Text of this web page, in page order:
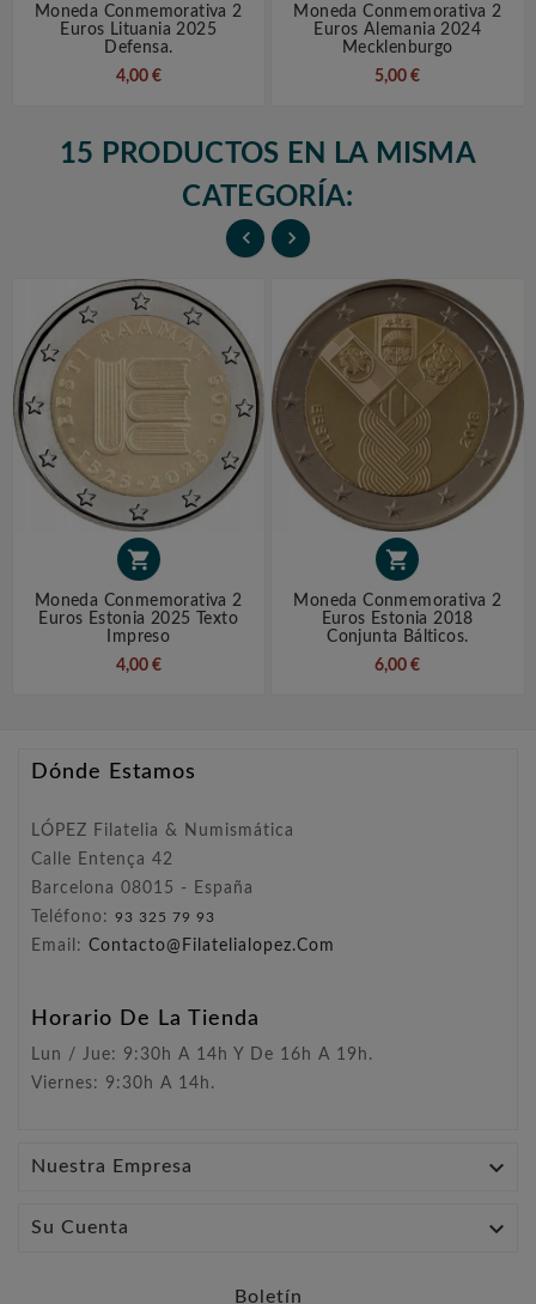
Moneda Conmemorativa 2
Euros Lituania 2025
Defensa.
4,00 €
Moneda Conmemorativa 2
Euros Alemania 2024
Mecklenburgo
5,00 €
15 PRODUCTOS EN LA MISMA
CATEGORÍA:
 

Moneda Conmemorativa 2
Euros Estonia 2025 Texto
Impreso
4,00 €

Moneda Conmemorativa 2
Euros Estonia 2018
Conjunta Bálticos.
6,00 €
Dónde Estamos
LÓPEZ Filatelia & Numismática
Calle Entença 42
Barcelona 08015 - España
Teléfono: 93 325 79 93
Email: Contacto@filatelialopez.com
Horario De La Tienda
Lun / Jue: 9:30h A 14h Y De 16h A 19h.
Viernes: 9:30h A 14h.
Nuestra Empresa 
Su Cuenta 
Boletín